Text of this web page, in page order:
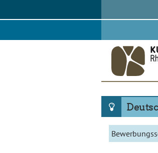
content